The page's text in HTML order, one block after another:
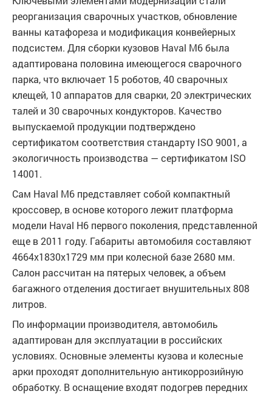
реорганизация сварочных участков, обновление
ванны катафореза и модификация конвейерных
подсистем. Для сборки кузовов Haval M6 была
адаптирована половина имеющегося сварочного
парка, что включает 15 роботов, 40 сварочных
клещей, 10 аппаратов для сварки, 20 электрических
талей и 30 сварочных кондукторов. Качество
выпускаемой продукции подтверждено
сертификатом соответствия стандарту ISO 9001, а
экологичность производства — сертификатом ISO
14001.
Сам Haval M6 представляет собой компактный
кроссовер, в основе которого лежит платформа
модели Haval H6 первого поколения, представленной
еще в 2011 году. Габариты автомобиля составляют
4664х1830х1729 мм при колесной базе 2680 мм.
Салон рассчитан на пятерых человек, а объем
багажного отделения достигает внушительных 808
литров.
По информации производителя, автомобиль
адаптирован для эксплуатации в российских
условиях. Основные элементы кузова и колесные
арки проходят дополнительную антикоррозийную
обработку. В оснащение входят подогрев передних